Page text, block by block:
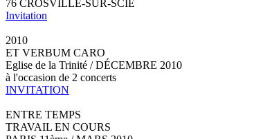
76 CROSVILLE-SUR-SCIE
Invitation
2010
ET VERBUM CARO
Eglise de la Trinité / DÉCEMBRE 2010
à l'occasion de 2 concerts
INVITATION
ENTRE TEMPS
TRAVAIL EN COURS